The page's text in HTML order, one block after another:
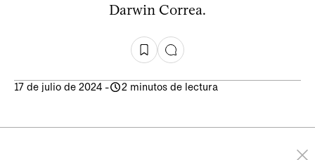
Darwin Correa.
17 de julio de 2024 - 2 minutos de lectura